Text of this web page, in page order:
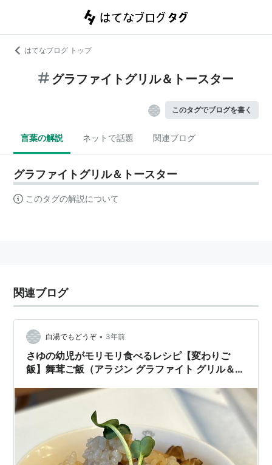
はてなブログ トップ
グラファイトグリル＆トースター
このタグでブログを書く
言葉の解説 ネットで話題 関連ブログ
グラファイトグリル＆トースター
このタグの解説について
関連ブログ
白湯でもどうぞ • 3年前
さゆの幼児がモリモリ食べるレシピ【変わりご
飯】舞茸ご飯（アラジン グラファイト グリル＆ト